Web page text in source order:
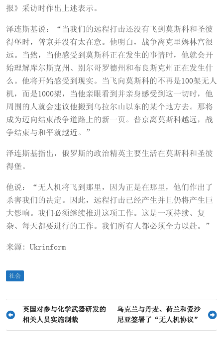
报》采访时作出上述表示。
泽连斯基说：“当我们的远程打击还没有飞到莫斯科和圣彼
得堡时，普京并没有太在意。他明白，战争离克里姆林宫很
远。当然，当他感受到莫斯科正在发生的事情时，他就会开
始理解库尔斯克州、别尔哥罗德州和布良斯克州正在发生什
么。他将开始感受到现实。当飞向莫斯科的不再是100架无人
机，而是1000架，当他亲眼看到并亲身感受到这一切时，他
周围的人就会建议他搬到乌拉尔山以东的某个地方去。那将
成为迈向结束战争道路上的新一页。普京离莫斯科越远，战
争结束与和平就越近。”
泽连斯基指出，俄罗斯的政治精英主要生活在莫斯科和圣彼
得堡。
他说：“无人机将飞到那里，因为正是在那里，他们作出了
杀害我们的决定。因此，远程打击已经产生并且仍将产生巨
大影响。我们必须继续推进这项工作。这是一项持续、复
杂、每天都要进行的工作。我们所有人都必须全力以赴。”
来源: Ukrinform
社会
文
英国对参与化学武器研发的
相关人员实施制裁
乌克兰与丹麦、荷兰和爱沙
尼亚签署了“无人机协议”